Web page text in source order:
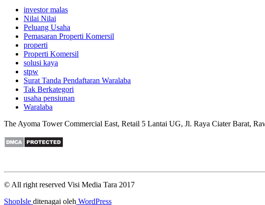
investor malas
Nilai Nilai
Peluang Usaha
Pemasaran Properti Komersil
properti
Properti Komersil
solusi kaya
stpw
Surat Tanda Pendaftaran Waralaba
Tak Berkategori
usaha pensiunan
Waralaba
The Ayoma Tower Commercial East, Retail 5 Lantai UG, Jl. Raya Ciater Barat,
© All right reserved Visi Media Tara 2017
ShopIsle ditenagai oleh WordPress